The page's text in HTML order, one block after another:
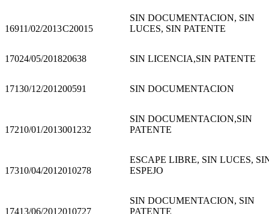
16911/02/2013C20015
SIN DOCUMENTACION, SIN
LUCES, SIN PATENTE
17024/05/201820638 SIN LICENCIA,SIN PATENTE
17130/12/201200591 SIN DOCUMENTACION
17210/01/2013001232
SIN DOCUMENTACION,SIN
PATENTE
17310/04/2012010278
ESCAPE LIBRE, SIN LUCES,
ESPEJO
17413/06/2012010727
SIN DOCUMENTACION, SIN
PATENTE